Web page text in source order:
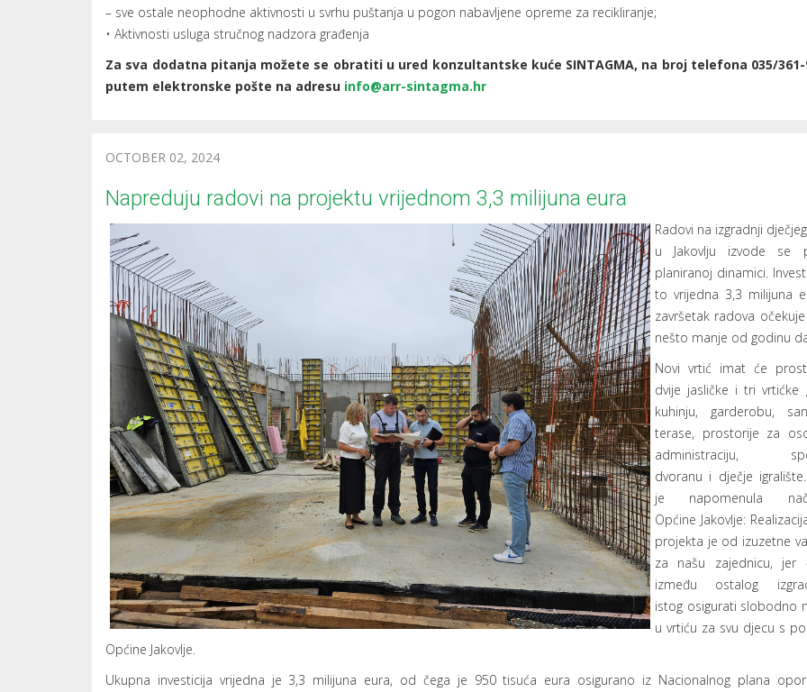
– sve ostale neophodne aktivnosti u svrhu puštanja u pogon nabavljene opreme za recikliranje;
• Aktivnosti usluga stručnog nadzora građenja
Za sva dodatna pitanja možete se obratiti u ured konzultantske kuće SINTAGMA, na broj telefona 035/361-
putem elektronske pošte na adresu info@arr-sintagma.hr
OCTOBER 02, 2024
Napreduju radovi na projektu vrijednom 3,3 milijuna eura
Radovi na izgradnji
u Jakovlju izvode se
planiranoj dinamici.
to vrijedna 3,3 milijuna
završetak radova
nešto manje od godinu
Novi vrtić imat će
dvije jasličke i tri vrtićke
kuhinju, garderobu,
terase, prostorije za
administraciju,
dvoranu i dječje
je napomenula
Općine Jakovlje:
projekta je od izuzetne
za našu zajednicu, jer
između ostalog
istog osigurati slobodno
u vrtiću za svu djecu s
Općine Jakovlje.
Ukupna investicija vrijedna je 3,3 milijuna eura, od čega je 950 tisuća eura osigurano iz Nacionalnog plana